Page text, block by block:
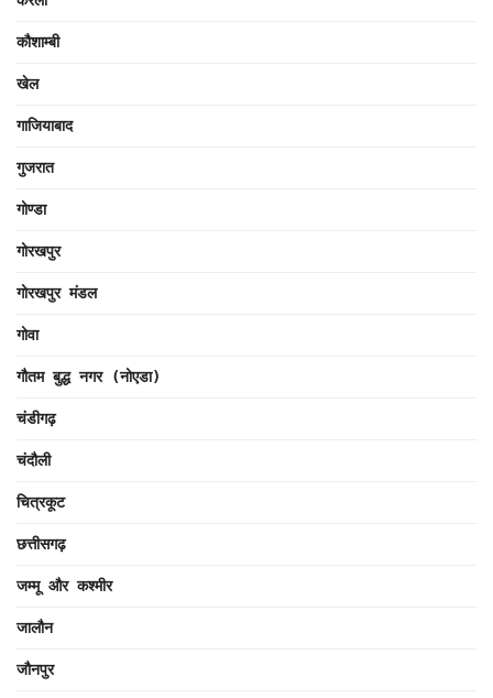
कौशाम्बी
खेल
गाजियाबाद
गुजरात
गोण्डा
गोरखपुर
गोरखपुर मंडल
गोवा
गौतम बुद्ध नगर (नोएडा)
चंडीगढ़
चंदौली
चित्रकूट
छत्तीसगढ़
जम्मू और कश्मीर
जालौन
जौनपुर